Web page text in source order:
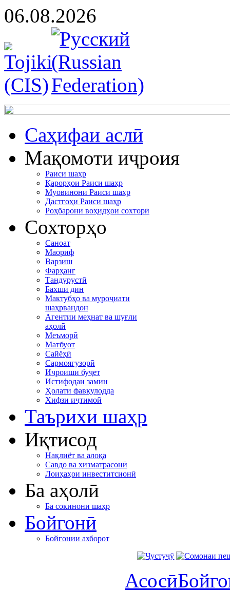
06.08.2026
Cаҳифаи аслӣ
Мақомоти иҷроия
Раиси шаҳр
Қарорҳои Раиси шаҳр
Муовинони Раиси шаҳр
Дастгоҳи Раиси шаҳр
Роҳбарони воҳидҳои сохторӣ
Сохторҳо
Саноат
Маориф
Варзиш
Фарҳанг
Тандурустӣ
Бахши дин
Мактубҳо ва муроҷиати
шаҳрвандон
Агентии меҳнат ва шуғли
аҳолӣ
Меъморӣ
Матбуот
Сайёҳӣ
Сармоягузорӣ
Иҷроиши буҷет
Истифодаи замин
Ҳолати фавқулодда
Хифзи иҷтимоӣ
Таърихи шаҳр
Иқтисод
Нақлиёт ва алоқа
Савдо ва хизматрасонӣ
Лоиҳаҳои инвеститсионӣ
Ба аҳолӣ
Ба сокинони шаҳр
Бойгонӣ
Бойгонии ахборот
Асосӣ